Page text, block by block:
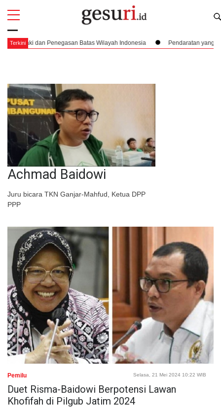
Terkini
Penegasan Batas Wilayah Indonesia Pendaratan yang Nyaris
Achmad Baidowi
Juru bicara TKN Ganjar-Mahfud, Ketua DPP
PPP
All
Pemilu Selasa, 21 Mei 2024 10:22 WIB
Duet Risma-Baidowi Berpotensi Lawan
Khofifah di Pilgub Jatim 2024